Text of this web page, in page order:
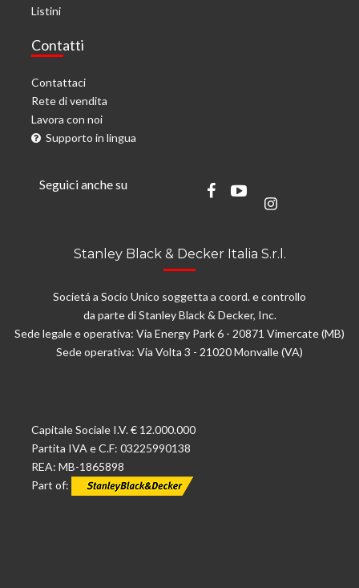
Listini
Contatti
Contattaci
Rete di vendita
Lavora con noi
Supporto in lingua
Seguici anche su
Stanley Black & Decker Italia S.r.l.
Societá a Socio Unico soggetta a coord. e controllo
da parte di Stanley Black & Decker, Inc.
Sede legale e operativa: Via Energy Park 6 - 20871 Vimercate (MB)
Sede operativa: Via Volta 3 - 21020 Monvalle (VA)
Capitale Sociale I.V. € 12.000.000
Partita IVA e C.F: 03225990138
REA: MB-1865898
Part of: